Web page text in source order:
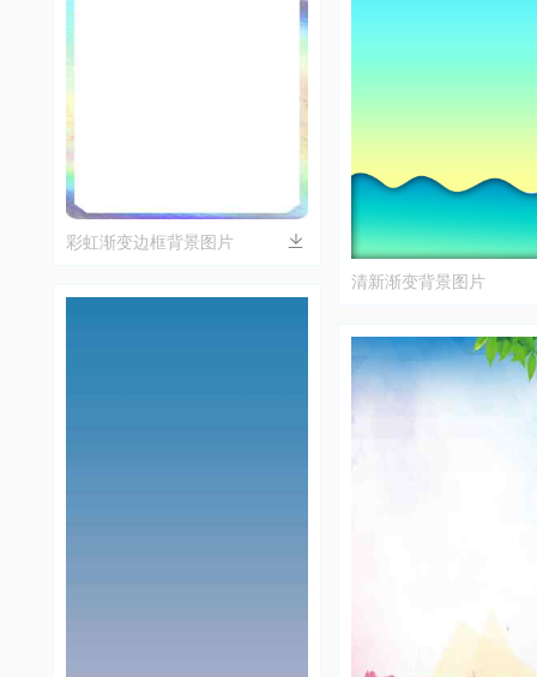
彩虹渐变边框背景图片
清新渐变背景图片